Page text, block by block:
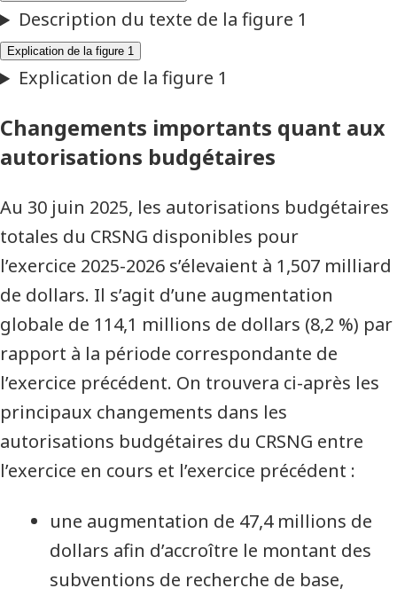
Changements importants quant aux
autorisations budgétaires
Au 30 juin 2025, les autorisations budgétaires
totales du CRSNG disponibles pour
l’exercice 2025-2026 s’élevaient à 1,507 milliard
de dollars. Il s’agit d’une augmentation
globale de 114,1 millions de dollars (8,2 %) par
rapport à la période correspondante de
l’exercice précédent. On trouvera ci-après les
principaux changements dans les
autorisations budgétaires du CRSNG entre
l’exercice en cours et l’exercice précédent :
une augmentation de 47,4 millions de
dollars afin d’accroître le montant des
subventions de recherche de base,